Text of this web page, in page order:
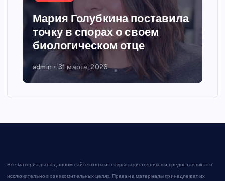
Мария Голубкина поставила
точку в спорах о своем
биологическом отце
admin 31 марта, 2026
Все материалы на данном сайте взяты из открытых источников и предоставляются
исключительно в ознакомительных целях. Права на материалы принадлежат их